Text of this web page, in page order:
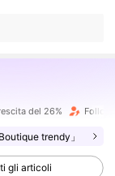
del 26%
Boutique trendy」
gli articoli